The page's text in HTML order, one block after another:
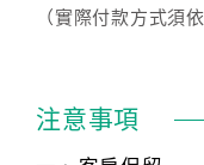
（實際付款方式須
注意事項